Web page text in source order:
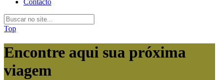
Top
Encontre aqui sua próxima
viagem